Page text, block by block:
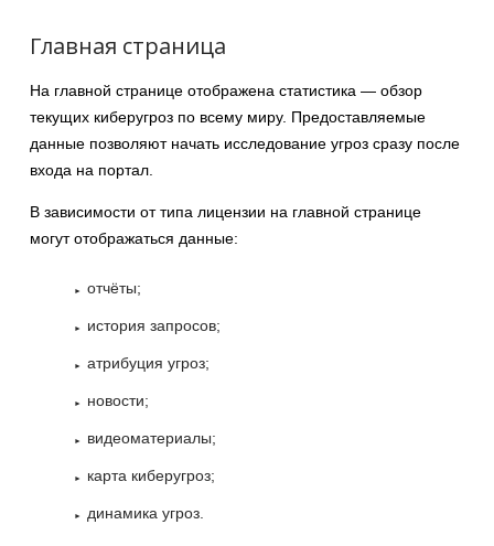
Главная страница
На главной странице отображена статистика — обзор
текущих киберугроз по всему миру. Предоставляемые
данные позволяют начать исследование угроз сразу после
входа на портал.
В зависимости от типа лицензии на главной странице
могут отображаться данные:
отчёты;
история запросов;
атрибуция угроз;
новости;
видеоматериалы;
карта киберугроз;
динамика угроз.